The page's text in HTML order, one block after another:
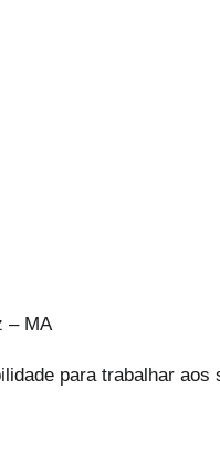
– MA
para trabalhar